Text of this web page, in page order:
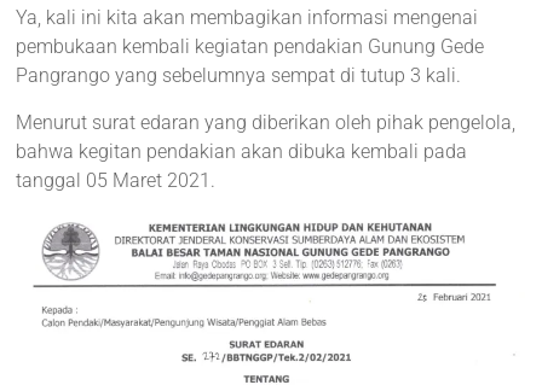
Ya, kali ini kita akan membagikan informasi mengenai
pembukaan kembali kegiatan pendakian Gunung Gede
Pangrango yang sebelumnya sempat di tutup 3 kali.
Menurut surat edaran yang diberikan oleh pihak pengelola,
bahwa kegitan pendakian akan dibuka kembali pada
tanggal 05 Maret 2021.